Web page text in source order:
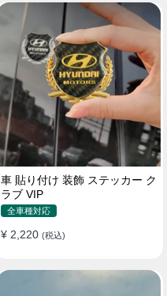
車 貼り付け 装飾 ステッカー ク
ラブ VIP
全車種対応
¥ 2,220 (税込)